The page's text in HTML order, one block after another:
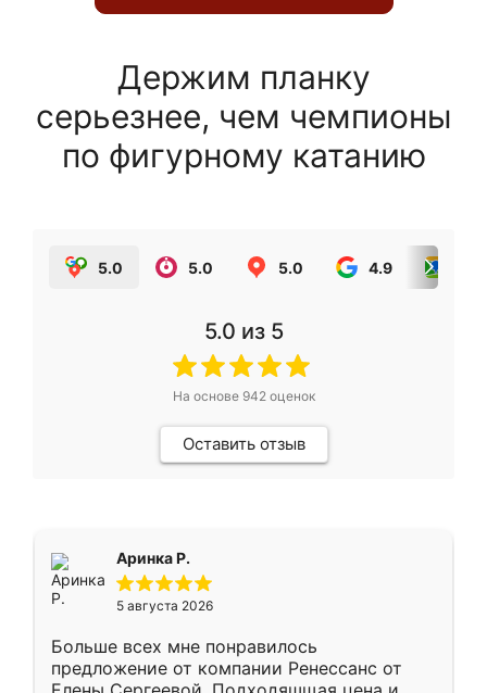
Держим планку
серьезнее, чем чемпионы
по фигурному катанию
5.0 5.0 5.0 4.9
5.0 из 5
На основе 942оценок
Оставить отзыв
Аринка Р.
5 августа 2026
Больше всех мне понравилось
предложение от компании Ренессанс от